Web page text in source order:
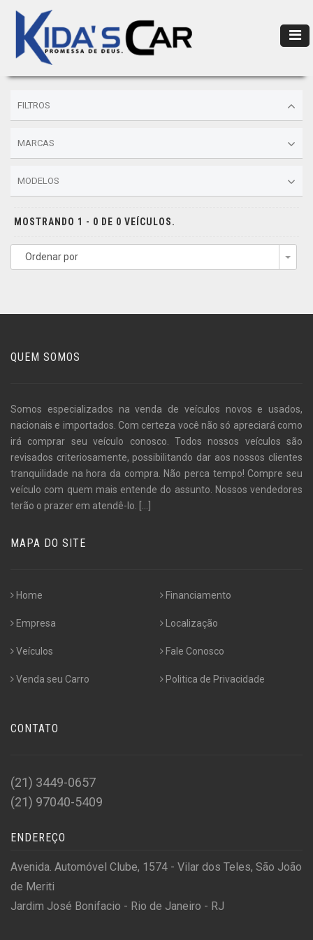
FILTROS
MARCAS
MODELOS
MOSTRANDO 1 - 0 DE 0 VEÍCULOS.
Ordenar por
QUEM SOMOS
Somos especializados na venda de veículos novos e usados,
nacionais e importados. Com certeza você não só apreciará como
irá comprar seu veículo conosco. Todos nossos veículos são
revisados criteriosamente, possibilitando dar aos nossos clientes
tranquilidade na hora da compra. Não perca tempo! Compre seu
veículo com quem mais entende do assunto. Nossos vendedores
terão o prazer em atendê-lo.
MAPA DO SITE
Home
Empresa
Veículos
Venda seu Carro
Financiamento
Localização
Fale Conosco
Politica de Privacidade
CONTATO
(21) 3449-0657
(21) 97040-5409
ENDEREÇO
Avenida. Automóvel Clube, 1574 - Vilar dos Teles, São João
de Meriti
Jardim José Bonifacio - Rio de Janeiro - RJ